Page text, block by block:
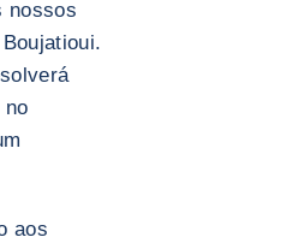
nossos
no
aos